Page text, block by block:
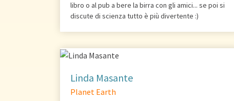
libro o al pub a bere la birra con gli amici... se poi si
discute di scienza tutto è più divertente :)
Linda Masante
Planet Earth